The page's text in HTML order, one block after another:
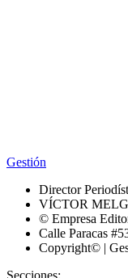
Gestión
Director
VÍCTOR
© Empresa
Calle Paracas
Copyright© |